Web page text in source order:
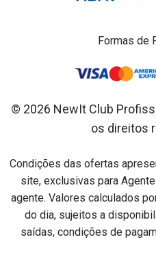
Formas de
© 2026 NewIt Club
os direitos
Condições das ofertas
site, exclusivas para
agente. Valores calculados
do dia, sujeitos a
saídas, condições de